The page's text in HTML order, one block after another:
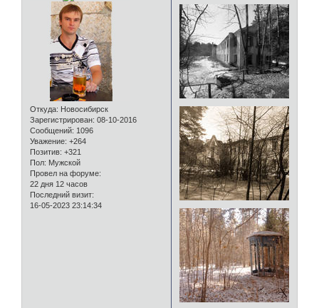
Откуда: Новосибирск
Зарегистрирован: 08-10-2016
Сообщений: 1096
Уважение: +264
Позитив: +321
Пол: Мужской
Провел на форуме:
22 дня 12 часов
Последний визит:
16-05-2023 23:14:34